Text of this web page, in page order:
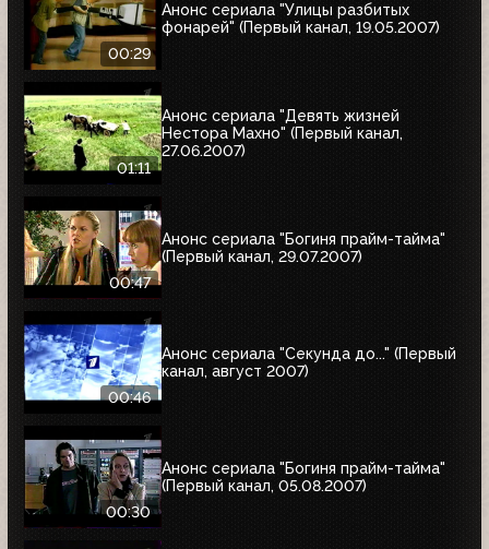
00:29
Анонс сериала "Улицы разбитых
фонарей" (Первый канал, 19.05.2007)
01:11
Анонс сериала "Девять жизней
Нестора Махно" (Первый канал,
27.06.2007)
00:47
Анонс сериала "Богиня прайм-тайма"
(Первый канал, 29.07.2007)
00:46
Анонс сериала "Секунда до..." (Первый
канал, август 2007)
00:30
Анонс сериала "Богиня прайм-тайма"
(Первый канал, 05.08.2007)